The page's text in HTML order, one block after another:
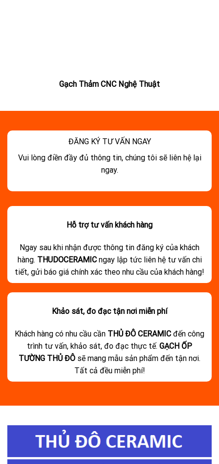
Gạch Thảm CNC Nghệ Thuật
ĐĂNG KÝ TƯ VẤN NGAY
Vui lòng điền đầy đủ thông tin, chúng tôi sẽ liên hệ lại
ngay.
Hỗ trợ tư vấn khách hàng
Ngay sau khi nhận được thông tin đăng ký của khách
hàng. THUDOCERAMIC ngay lập tức liên hệ tư vấn chi
tiết, gửi báo giá chính xác theo nhu cầu của khách hàng!
Khảo sát, đo đạc tận nơi miễn phí
Khách hàng có nhu cầu cần THỦ ĐÔ CERAMIC đến công
trình tư vấn, khảo sát, đo đạc thực tế. GẠCH ỐP
TƯỜNG THỦ ĐÔ sẽ mang mẫu sản phẩm đến tận nơi.
Tất cả đều miễn phí!